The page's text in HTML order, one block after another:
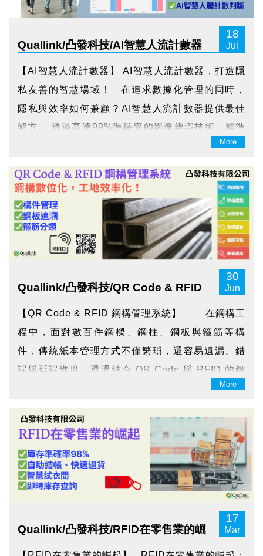
Quallink/凸發科技/AI智慧人流計數器
18
Jul
【AI智慧人流計數器】 AI智慧人流計數器，打造隱
私友善的智慧場域！ 在追求數據化管理的同時，
隱私與效率如何兼顧？AI智慧人流計數器提供最佳
解方。 透過高達99%準確率的影像辨識技術，精準
統計進出人數，且不錄影、不存臉，全面守護個資
安全， 真正做到「精準計數、零隱私風險」。 裝
置採即裝即用...
More
Quallink/凸發科技/QR Code & RFID
30
Jun
【QR Code & RFID 鋼構管理系統】 在鋼構工
程中，面對數百件鋼樑、鋼柱、鋼板與箍筋等構
件，傳統紙本管理方式不僅繁瑣，還容易遺漏、錯
誤與延誤進度。透過結合 QR Code 與 RFID 的鋼
構管理系統，能大幅提升工地現場的作業效率與資
訊透明度。 ...
More
Quallink/凸發科技/RFID在零售業的崛
17
Mar